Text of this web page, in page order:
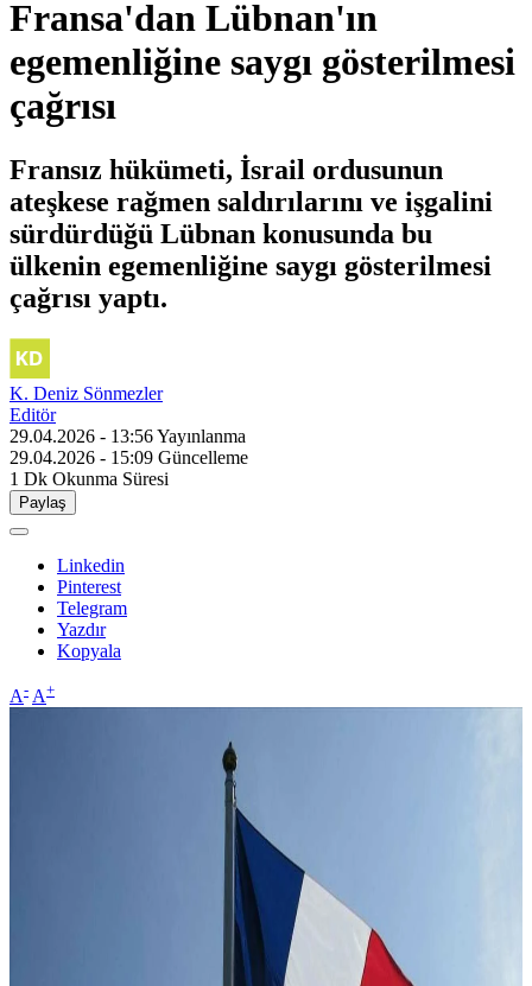
Fransa'dan Lübnan'ın
egemenliğine saygı gösterilmesi
çağrısı
Fransız hükümeti, İsrail ordusunun
ateşkese rağmen saldırılarını ve işgalini
sürdürdüğü Lübnan konusunda bu
ülkenin egemenliğine saygı gösterilmesi
çağrısı yaptı.
K. Deniz Sönmezler
Editör
29.04.2026 - 13:56Yayınlanma
29.04.2026 - 15:09 Güncelleme
1 Dk Okunma Süresi
Paylaş
Linkedin
Pinterest
Telegram
Yazdır
Kopyala
A- A+